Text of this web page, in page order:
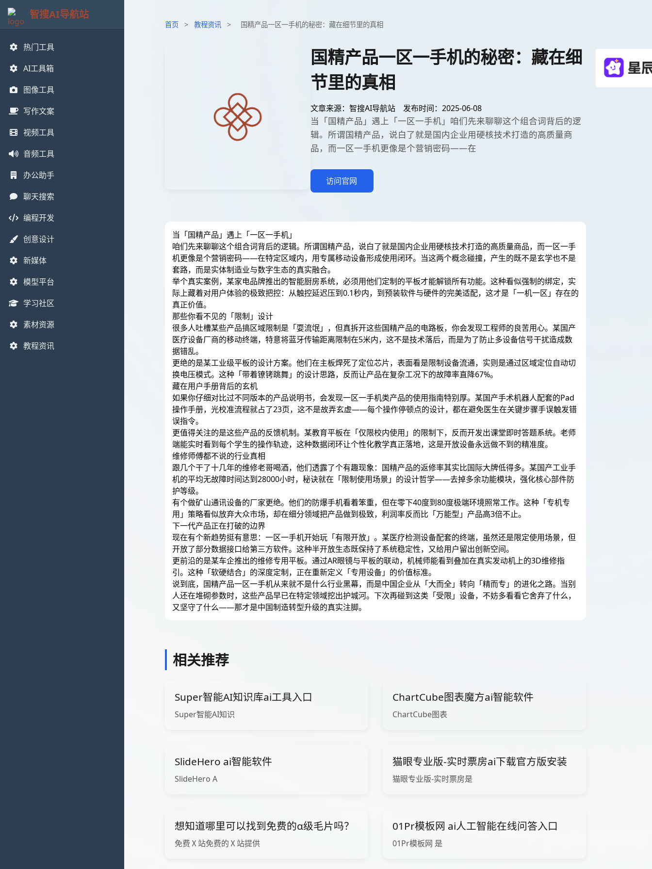
智搜AI导航站
热门工具
AI工具箱
图像工具
写作文案
视频工具
音频工具
办公助手
聊天搜索
编程开发
创意设计
新媒体
模型平台
学习社区
素材资源
教程资讯
首页 > 教程资讯 > 国精产品一区一手机的秘密：藏在细节里的真相
国精产品一区一手机的秘密：藏在细
节里的真相
文章来源：智搜AI导航站 发布时间：2025-06-08
当「国精产品」遇上「一区一手机」咱们先来聊聊这个组合词背后的逻
辑。所谓国精产品，说白了就是国内企业用硬核技术打造的高质量商
品，而一区一手机更像是个营销密码——在
访问官网
当「国精产品」遇上「一区一手机」
咱们先来聊聊这个组合词背后的逻辑。所谓国精产品，说白了就是国内企业用硬核技术打造的高质量商品，而一区一手
机更像是个营销密码——在特定区域内，用专属移动设备形成使用闭环。当这两个概念碰撞，产生的既不是玄学也不是
套路，而是实体制造业与数字生态的真实融合。
举个真实案例，某家电品牌推出的智能厨房系统，必须用他们定制的平板才能解锁所有功能。这种看似强制的绑定，实
际上藏着对用户体验的极致把控：从触控延迟压到0.1秒内，到预装软件与硬件的完美适配，这才是「一机一区」存在的
真正价值。
那些你看不见的「限制」设计
很多人吐槽某些产品搞区域限制是「耍流氓」，但真拆开这些国精产品的电路板，你会发现工程师的良苦用心。某国产
医疗设备厂商的移动终端，特意将蓝牙传输距离限制在5米内，这不是技术落后，而是为了防止多设备信号干扰造成数
据错乱。
更绝的是某工业级平板的设计方案。他们在主板焊死了定位芯片，表面看是限制设备流通，实则是通过区域定位自动切
换电压模式。这种「带着镣铐跳舞」的设计思路，反而让产品在复杂工况下的故障率直降67%。
藏在用户手册背后的玄机
如果你仔细对比过不同版本的产品说明书，会发现一区一手机类产品的使用指南特别厚。某国产手术机器人配套的Pad
操作手册，光校准流程就占了23页，这不是故弄玄虚——每个操作停顿点的设计，都在避免医生在关键步骤手误触发错
误指令。
更值得关注的是这些产品的反馈机制。某教育平板在「仅限校内使用」的限制下，反而开发出课堂即时答题系统。老师
端能实时看到每个学生的操作轨迹，这种数据闭环让个性化教学真正落地，这是开放设备永远做不到的精准度。
维修师傅都不说的行业真相
跟几个干了十几年的维修老哥喝酒，他们透露了个有趣现象：国精产品的返修率其实比国际大牌低得多。某国产工业手
机的平均无故障时间达到28000小时，秘诀就在「限制使用场景」的设计哲学——去掉多余功能模块，强化核心部件防
护等级。
有个做矿山通讯设备的厂家更绝。他们的防爆手机看着笨重，但在零下40度到80度极端环境照常工作。这种「专机专
用」策略看似放弃大众市场，却在细分领域把产品做到极致，利润率反而比「万能型」产品高3倍不止。
下一代产品正在打破的边界
现在有个新趋势挺有意思：一区一手机开始玩「有限开放」。某医疗检测设备配套的终端，虽然还是限定使用场景，但
开放了部分数据接口给第三方软件。这种半开放生态既保持了系统稳定性，又给用户留出创新空间。
更前沿的是某车企推出的维修专用平板。通过AR眼镜与平板的联动，机械师能看到叠加在真实发动机上的3D维修指
引。这种「软硬结合」的深度定制，正在重新定义「专用设备」的价值标准。
说到底，国精产品一区一手机从来就不是什么行业黑幕，而是中国企业从「大而全」转向「精而专」的进化之路。当别
人还在堆砌参数时，这些产品早已在特定领域挖出护城河。下次再碰到这类「受限」设备，不妨多看看它舍弃了什么，
又坚守了什么——那才是中国制造转型升级的真实注脚。
相关推荐
Super智能AI知识库ai工具入口
Super智能AI知识
ChartCube图表魔方ai智能软件
ChartCube图表
SlideHero ai智能软件
SlideHero A
猫眼专业版-实时票房ai下载官方版安装
猫眼专业版-实时票房是
想知道哪里可以找到免费的α级毛片吗？
免费Ⅹ站免费的Ⅹ站提供
01Pr模板网 ai人工智能在线问答入口
01Pr模板网 是